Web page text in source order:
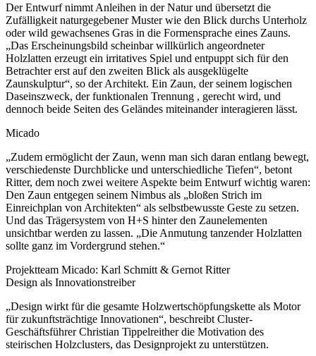
Der Entwurf nimmt Anleihen in der Natur und übersetzt die
Zufälligkeit naturgegebener Muster wie den Blick durchs Unterholz
oder wild gewachsenes Gras in die Formensprache eines Zauns.
„Das Erscheinungsbild scheinbar willkürlich angeordneter
Holzlatten erzeugt ein irritatives Spiel und entpuppt sich für den
Betrachter erst auf den zweiten Blick als ausgeklügelte
Zaunskulptur“, so der Architekt. Ein Zaun, der seinem logischen
Daseinszweck, der funktionalen Trennung , gerecht wird, und
dennoch beide Seiten des Geländes miteinander interagieren lässt.
Micado
„Zudem ermöglicht der Zaun, wenn man sich daran entlang bewegt,
verschiedenste Durchblicke und unterschiedliche Tiefen“, betont
Ritter, dem noch zwei weitere Aspekte beim Entwurf wichtig waren:
Den Zaun entgegen seinem Nimbus als „bloßen Strich im
Einreichplan von Architekten“ als selbstbewusste Geste zu setzen.
Und das Trägersystem von H+S hinter den Zaunelementen
unsichtbar werden zu lassen. „Die Anmutung tanzender Holzlatten
sollte ganz im Vordergrund stehen.“
Projektteam Micado: Karl Schmitt & Gernot Ritter
Design als Innovationstreiber
„Design wirkt für die gesamte Holzwertschöpfungskette als Motor
für zukunftsträchtige Innovationen“, beschreibt Cluster-
Geschäftsführer Christian Tippelreither die Motivation des
steirischen Holzclusters, das Designprojekt zu unterstützen.